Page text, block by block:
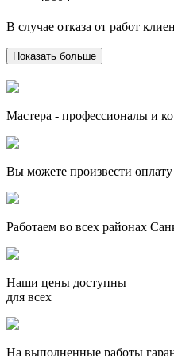
В случае отказа от работ
Показать больше
Мастера - профессионалы и
Вы можете произвести
Работаем во всех районах
Наши цены доступны
для всех
На выполненные работы